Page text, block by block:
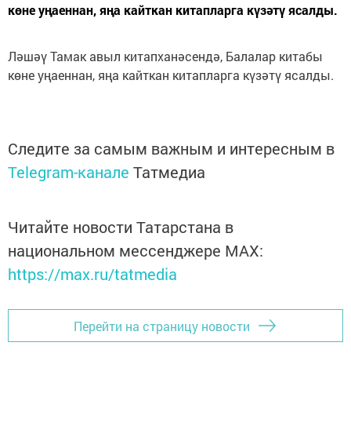
көне уңаеннан, яңа кайткан китапларга күзәтү ясалды.
Ләшәү Тамак авыл китапханәсендә, Балалар китабы
көне уңаеннан, яңа кайткан китапларга күзәтү ясалды.
Следите за самым важным и интересным в
Telegram-канале Татмедиа
Читайте новости Татарстана в
национальном мессенджере MАХ:
https://max.ru/tatmedia
Перейти на страницу новости